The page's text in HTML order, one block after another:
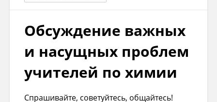
Обсуждение важных
и насущных проблем
учителей по химии
Спрашивайте, советуйтесь, общайтесь!